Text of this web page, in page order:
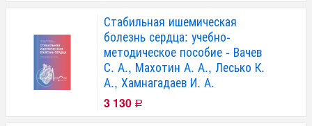
Стабильная ишемическая
болезнь сердца: учебно-
методическое пособие - Вачев
С. А., Махотин А. А., Лесько К.
А., Хамнагадаев И. А.
3 130 Р